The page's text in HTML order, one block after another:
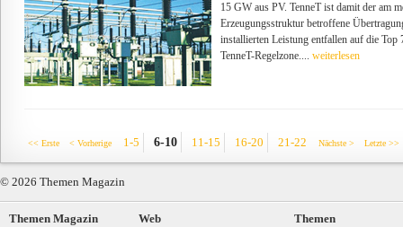
15 GW aus PV. TenneT ist damit der am
Erzeugungsstruktur betroffene
installierten Leistung entfallen auf die
TenneT-Regelzone.... weiterlesen
<< Erste < Vorherige 1-5 6-10 11-15 16-20 21-22 Nächste > Letzte >>
© 2026 Themen Magazin
Themen Magazin
Web
Themen